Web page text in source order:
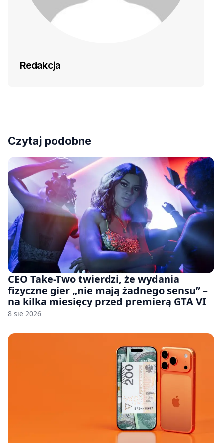
Redakcja
Czytaj podobne
CEO Take-Two twierdzi, że wydania
fizyczne gier „nie mają żadnego sensu” –
na kilka miesięcy przed premierą GTA VI
8 sie 2026